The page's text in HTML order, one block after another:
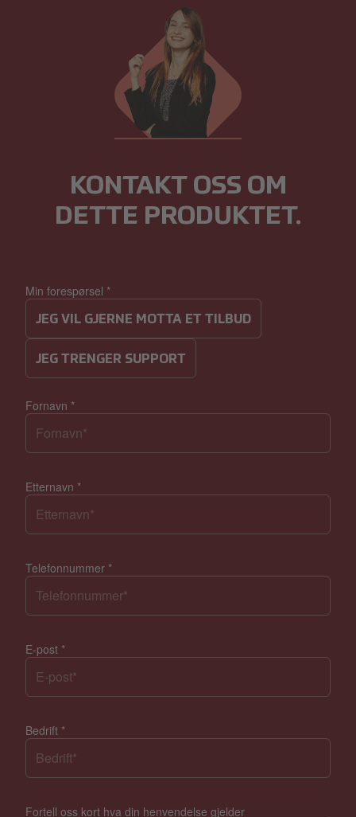
Min forespørsel *
JEG VIL GJERNE MOTTA ET TILBUD
JEG TRENGER SUPPORT
Fornavn *
Etternavn *
Telefonnummer *
E-post *
Bedrift *
Fortell oss kort hva din henvendelse gjelder
KONTAKT OSS OM
DETTE PRODUKTET.